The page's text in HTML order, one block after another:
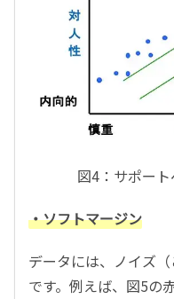
図4：サポー
・ソフトマージン
データには、ノイズ
です。例えば、図5の